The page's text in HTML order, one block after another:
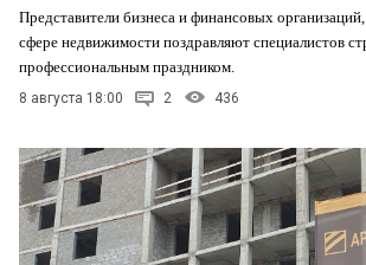
Представители бизнеса и финансовых
сфере недвижимости поздравляют специалистов
профессиональным праздником.
8 августа 18:00 2 436